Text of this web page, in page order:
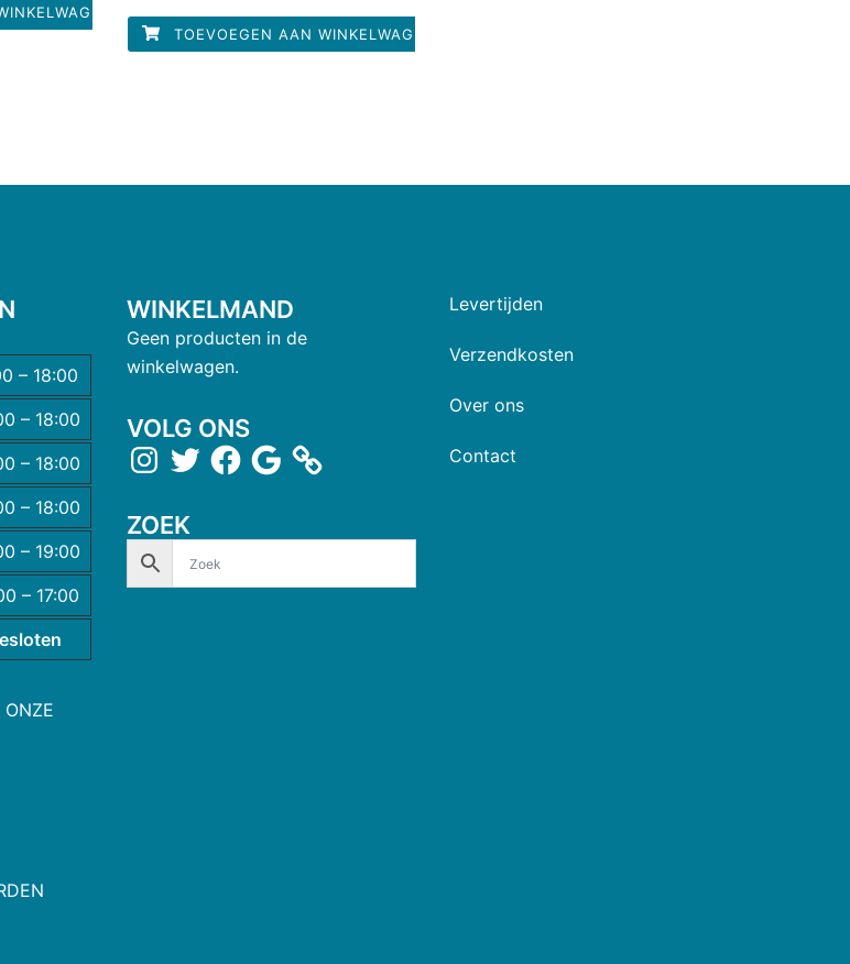
5
TOEVOEGEN AAN WINKELWAGEN
– 18:00
– 18:00
– 18:00
– 18:00
– 19:00
– 17:00
WINKELMAND
Geen producten in de
winkelwagen.
VOLG ONS
ZOEK
Levertijden
Verzendkosten
Over ons
Contact